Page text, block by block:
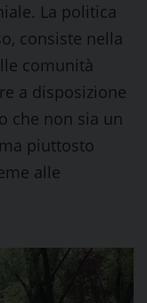
La politica
consiste nella
comunità
a disposizione
che non sia un
piuttosto
alle